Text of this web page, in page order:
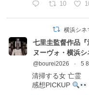
10
横浜シネ
七里圭監督作品
ヌーヴォ・横浜
@bourei2026 · 5
清掃する女 亡霊
感想PICKUP